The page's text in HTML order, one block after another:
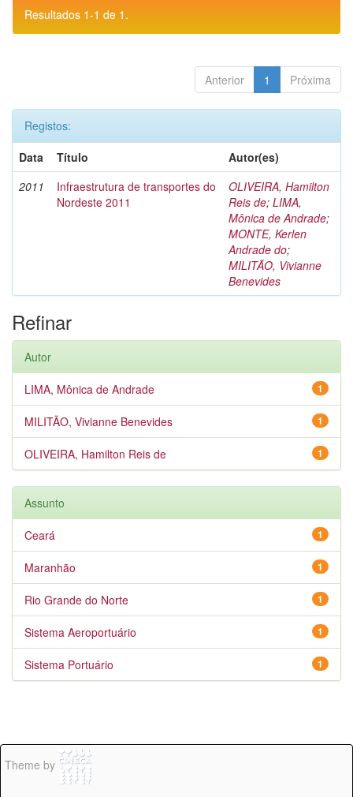
Resultados 1-1 de 1.
Anterior 1 Próxima
Registos:
Data
Título
Autor(es)
2011
Infraestrutura de transportes do
Nordeste 2011
OLIVEIRA, Hamilton
Reis de; LIMA,
Mônica de Andrade;
MONTE, Kerlen
Andrade do;
MILITÃO, Vivianne
Benevides
Refinar
Autor
1
LIMA, Mônica de Andrade
1
MILITÃO, Vivianne Benevides
1
OLIVEIRA, Hamilton Reis de
Assunto
1
Ceará
1
Maranhão
1
Rio Grande do Norte
1
Sistema Aeroportuário
1
Sistema Portuário
Theme by